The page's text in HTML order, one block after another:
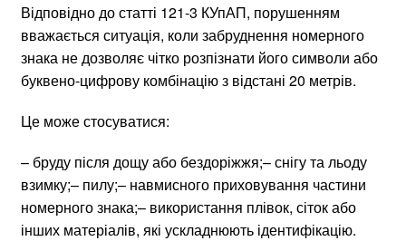
Відповідно до статті 121-3 КУпАП, порушенням
вважається ситуація, коли забруднення номерного
знака не дозволяє чітко розпізнати його символи або
буквено-цифрову комбінацію з відстані 20 метрів.
Це може стосуватися:
– бруду після дощу або бездоріжжя;– снігу та льоду
взимку;– пилу;– навмисного приховування частини
номерного знака;– використання плівок, сіток або
інших матеріалів, які ускладнюють ідентифікацію.